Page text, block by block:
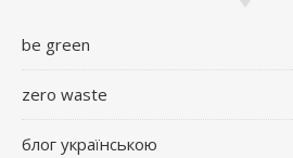
be green
zero waste
блог українською